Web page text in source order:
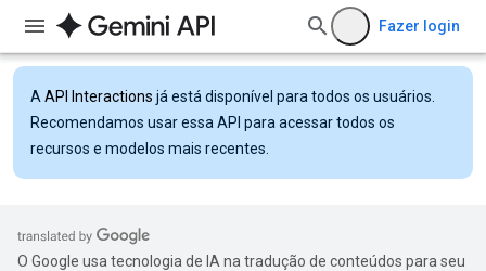
Fazer login
A API Interactions já está disponível para todos os usuários.
Recomendamos usar essa API para acessar todos os
recursos e modelos mais recentes.
O Google usa tecnologia de IA na tradução de conteúdos para seu